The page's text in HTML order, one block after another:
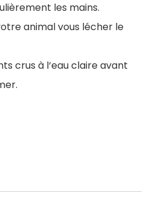
les mains.
animal vous lécher le
crus à l‘eau claire avant